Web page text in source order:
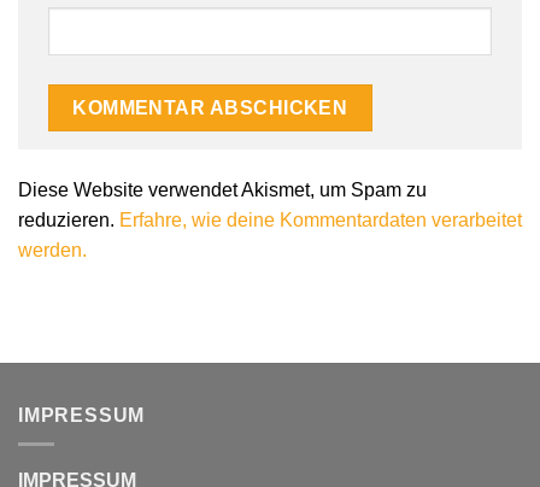
Diese Website verwendet Akismet, um Spam zu
reduzieren. Erfahre, wie deine Kommentardaten verarbeitet
werden.
IMPRESSUM
IMPRESSUM